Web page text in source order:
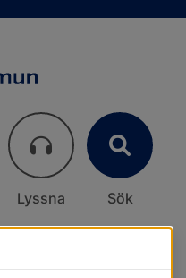
Lyssna Sök